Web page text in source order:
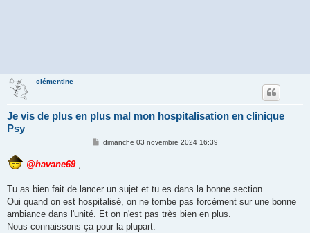
clémentine
Je vis de plus en plus mal mon hospitalisation en clinique
Psy
M
e
dimanche 03 novembre 2024 16:39
@havane69,
Tu as bien fait de lancer un sujet et tu es dans la bonne section.
Oui quand on est hospitalisé, on ne tombe pas forcément sur une bonne
ambiance dans l'unité. Et on n'est pas très bien en plus.
Nous connaissons ça pour la plupart.